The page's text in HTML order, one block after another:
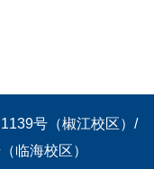
号（椒江校区）/
临海校区）